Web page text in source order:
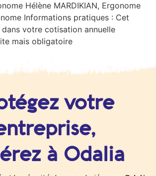
Hélène MARDIKIAN, Ergonome
Informations pratiques : Cet
votre cotisation annuelle
mais obligatoire
votre
à Odalia